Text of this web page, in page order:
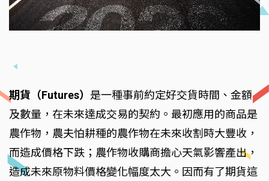
期貨（Futures） 是一種事前約定好交貨時間、金額
及數量，在未來達成交易的契約。最初應用的商品是
農作物，農夫怕耕種的農作物在未來收割時大豐收，
而造成價格下跌；農作物收購商擔心天氣影響產出，
造成未來原物料價格變化幅度太大。因而有了期貨這